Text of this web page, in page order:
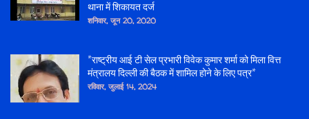
थाना में शिकायत दर्ज
शनिवार, जून 20, 2020
*राष्ट्रीय आई टी सेल प्रभारी विवेक कुमार शर्मा को मिला वित्त
मंत्रालय दिल्ली की बैठक में शामिल होने के लिए पत्र*
रविवार, जुलाई 14, 2024